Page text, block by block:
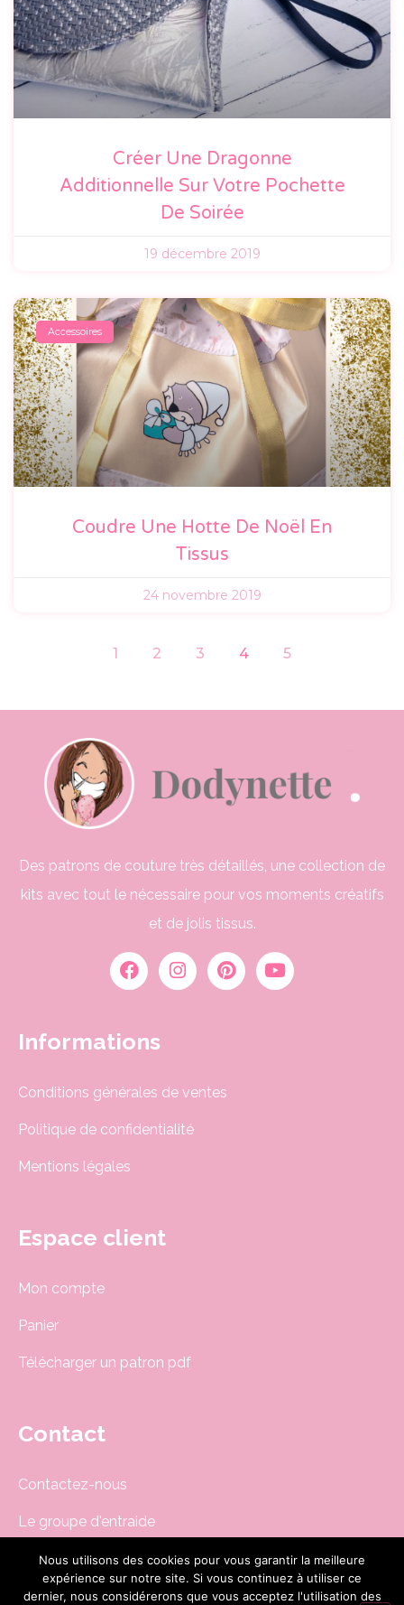
Créer Une Dragonne
Additionnelle Sur Votre Pochette
De Soirée
19 décembre 2019
Accessoires
Coudre Une Hotte De Noël En
Tissus
24 novembre 2019
1 2 3 4 5
Des patrons de couture très détaillés, une collection de
kits avec tout le nécessaire pour vos moments créatifs
et de jolis tissus.
Informations
Conditions générales de ventes
Politique de confidentialité
Mentions légales
Espace client
Mon compte
Panier
Télécharger un patron pdf
Contact
Contactez-nous
Le groupe d'entraide
Newsletter
boutique@dodynette.com
Nous utilisons des cookies pour vous garantir la meilleure
expérience sur notre site. Si vous continuez à utiliser ce
dernier, nous considérerons que vous acceptez l'utilisation des